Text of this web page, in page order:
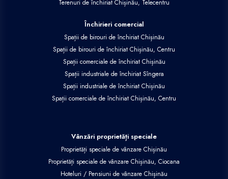
Terenuri de închiriat Chișinău, Telecentru
Închirieri comercial
Spații de birouri de închiriat Chișinău
Spații de birouri de închiriat Chișinău, Centru
Spații comerciale de închiriat Chișinău
Spații industriale de închiriat Sîngera
Spații industriale de închiriat Chișinău
Spații comerciale de închiriat Chișinău, Centru
Vânzări proprietăți speciale
Proprietăți speciale de vânzare Chișinău
Proprietăți speciale de vânzare Chișinău, Ciocana
Hoteluri / Pensiuni de vânzare Chișinău